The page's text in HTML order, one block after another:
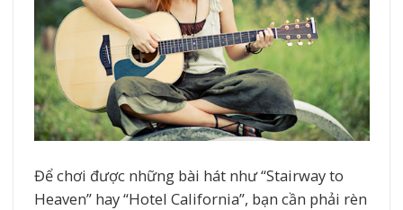
Để chơi được những bài hát như “Stairway to
Heaven” hay “Hotel California”, bạn cần phải rèn